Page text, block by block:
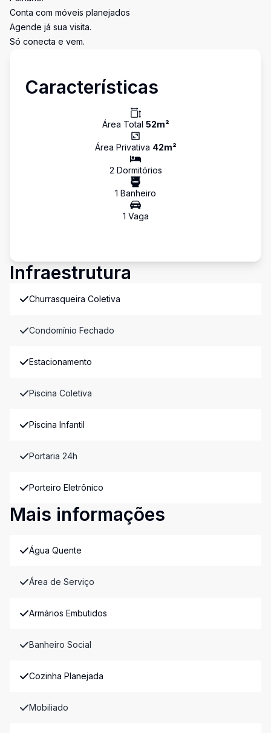
Conta com móveis planejados
Agende já sua visita.
Só conecta e vem.
Características
Área Total 52m²
Área Privativa 42m²
2 Dormitórios
1 Banheiro
1 Vaga
Infraestrutura
Churrasqueira Coletiva
Condomínio Fechado
Estacionamento
Piscina Coletiva
Piscina Infantil
Portaria 24h
Porteiro Eletrônico
Mais informações
Água Quente
Área de Serviço
Armários Embutidos
Banheiro Social
Cozinha Planejada
Mobiliado